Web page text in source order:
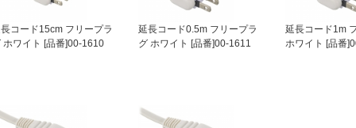
コード15cm フリープラ
ホワイト [品番]00-1610
延長コード0.5m フリープラ
グ ホワイト [品番]00-1611
延長コード1m
ホワイト [品番